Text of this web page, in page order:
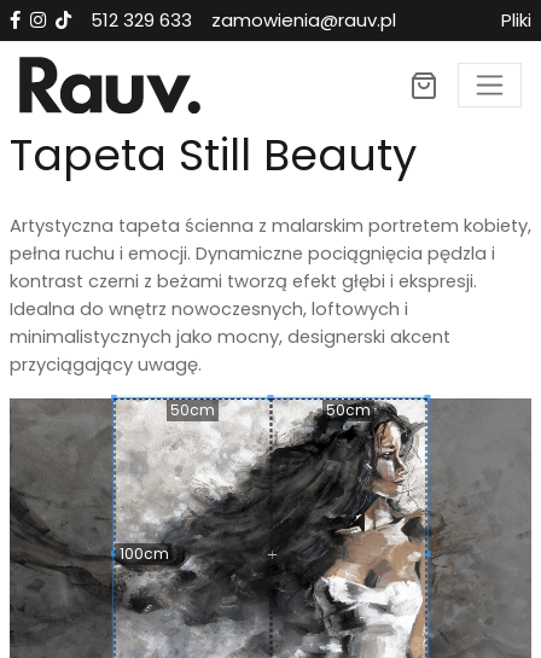
512 329 633 zamowienia@rauv.pl Pliki
Tapeta Still Beauty
Artystyczna tapeta ścienna z malarskim portretem kobiety,
pełna ruchu i emocji. Dynamiczne pociągnięcia pędzla i
kontrast czerni z beżami tworzą efekt głębi i ekspresji.
Idealna do wnętrz nowoczesnych, loftowych i
minimalistycznych jako mocny, designerski akcent
przyciągający uwagę.
50cm
100cm
50cm
×